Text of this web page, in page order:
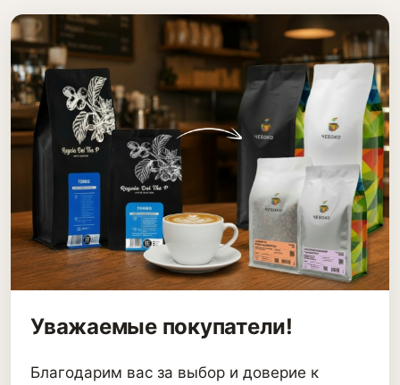
Уважаемые покупатели!
Благодарим вас за выбор и доверие к